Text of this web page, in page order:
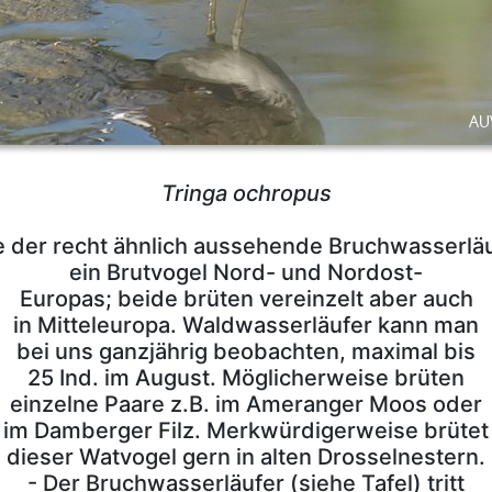
Tringa ochropus
der recht ähnlich aussehende
ein Brutvogel Nord- und Nordost-
Europas; beide brüten vereinzelt aber auch
in Mitteleuropa. Waldwasserläufer kann man
bei uns ganzjährig beobachten, maximal bis
25 Ind. im August. Möglicherweise brüten
einzelne Paare z.B. im Ameranger Moos oder
im Damberger Filz. Merkwürdigerweise brütet
dieser Watvogel gern in alten Drosselnestern.
- Der Bruchwasserläufer (siehe Tafel) tritt